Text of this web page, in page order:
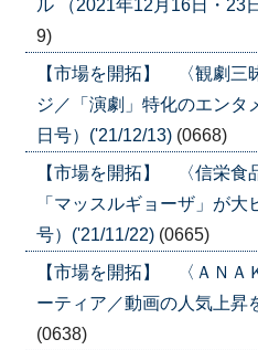
ル （2021年12月16日・23
9)
【市場を開拓】 〈観劇三
ジ／「演劇」特化のエンタ
日号）('21/12/13) (0668)
【市場を開拓】 〈信栄食
「マッスルギョーザ」が
号）('21/11/22) (0665)
【市場を開拓】 〈ＡＮ
ーティア／動画の人気上昇
(0638)